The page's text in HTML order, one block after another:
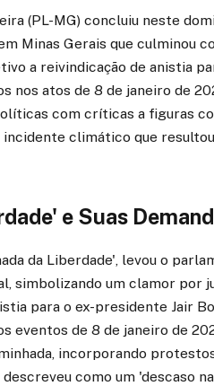
(PL-MG) concluiu neste
Minas Gerais que culminou
a reivindicação de anistia
nos atos de 8 de janeiro de
com críticas a figuras
climático que
e Suas
da Liberdade', levou o
simbolizando um clamor por
para o ex-presidente Jair
eventos de 8 de janeiro de
incorporando
como um 'descaso